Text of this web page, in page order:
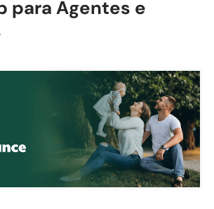
para Agentes e